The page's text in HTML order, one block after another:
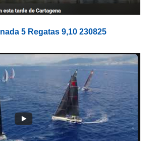
5 Regatas 9,10 230825